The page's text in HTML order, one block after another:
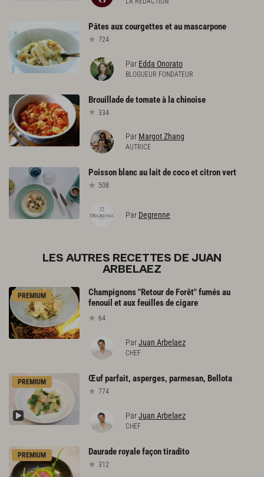
Pâtesauxcourgettesetaumascarpone
724
Par Edda Onorato
BLOGUEUR FONDATEUR
Brouilladedetomateà lachinoise
334
Par Margot Zhang
AUTRICE
Poisson blancau laitdecocoetcitronvert
508
Par Degrenne
LES AUTRES RECETTES DE JUAN
ARBELAEZ
PREMIUM
Champignons "Retour de Forêt" fumés au
fenouil et aux feuilles de cigare
64
ParJuan Arbelaez
CHEF
PREMIUM Œufparfait, asperges, parmesan, Bellota
774
ParJuan Arbelaez
CHEF
PREMIUM Dauraderoyalefaçontiradito
312